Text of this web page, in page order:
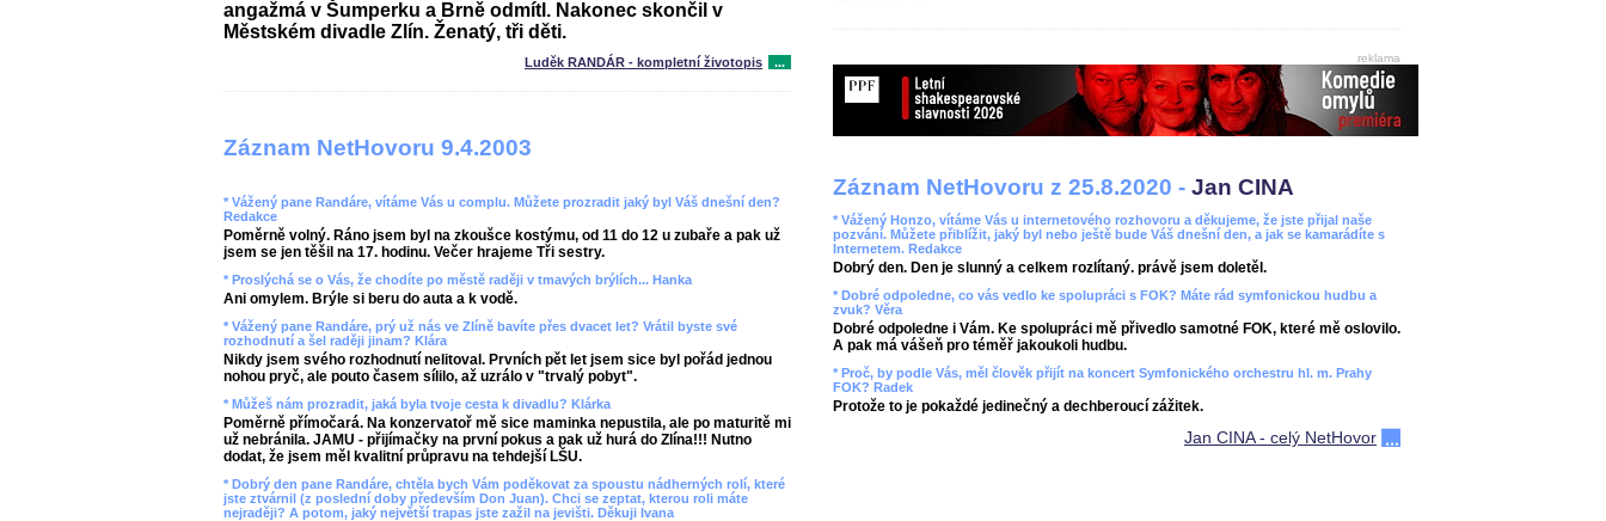
angažmá v Šumperku a Brně odmítl. Nakonec skončil v
Městském divadle Zlín. Ženatý, tři děti.
Luděk RANDÁR - kompletní životopis ...
Záznam NetHovoru 9.4.2003
* Vážený pane Randáre, vítáme Vás u complu. Můžete prozradit jaký byl Váš dnešní den?
Redakce
Poměrně volný. Ráno jsem byl na zkoušce kostýmu, od 11 do 12 u zubaře a pak už
jsem se jen těšil na 17. hodinu. Večer hrajeme Tři sestry.
* Proslýchá se o Vás, že chodíte po městě raději v tmavých brýlích... Hanka
Ani omylem. Brýle si beru do auta a k vodě.
* Vážený pane Randáre, prý už nás ve Zlíně bavíte přes dvacet let? Vrátil byste své
rozhodnutí a šel raději jinam? Klára
Nikdy jsem svého rozhodnutí nelitoval. Prvních pět let jsem sice byl pořád jednou
nohou pryč, ale pouto časem sílilo, až uzrálo v "trvalý pobyt".
* Můžeš nám prozradit, jaká byla tvoje cesta k divadlu? Klárka
Poměrně přímočará. Na konzervatoř mě sice maminka nepustila, ale po maturitě mi
už nebránila. JAMU - přijímačky na první pokus a pak už hurá do Zlína!!! Nutno
dodat, že jsem měl kvalitní průpravu na tehdejší LŠU.
* Dobrý den pane Randáre, chtěla bych Vám poděkovat za spoustu nádherných rolí, které
jste ztvárnil (z poslední doby především Don Juan). Chci se zeptat, kterou roli máte
nejraději? A potom, jaký největší trapas jste zažil na jevišti. Děkuji Ivana
reklama
Záznam NetHovoru z 25.8.2020 - Jan CINA
* Vážený Honzo, vítáme Vás u internetového rozhovoru a děkujeme, že jste přijal naše
pozvání. Můžete přiblížit, jaký byl nebo ještě bude Váš dnešní den, a jak se kamarádíte s
Internetem. Redakce
Dobrý den. Den je slunný a celkem rozlítaný. právě jsem doletěl.
* Dobré odpoledne, co vás vedlo ke spolupráci s FOK? Máte rád symfonickou hudbu a
zvuk? Věra
Dobré odpoledne i Vám. Ke spolupráci mě přivedlo samotné FOK, které mě oslovilo.
A pak má vášeň pro téměř jakoukoli hudbu.
* Proč, by podle Vás, měl člověk přijít na koncert Symfonického orchestru hl. m. Prahy
FOK? Radek
Protože to je pokaždé jedinečný a dechberoucí zážitek.
Jan CINA - celý NetHovor